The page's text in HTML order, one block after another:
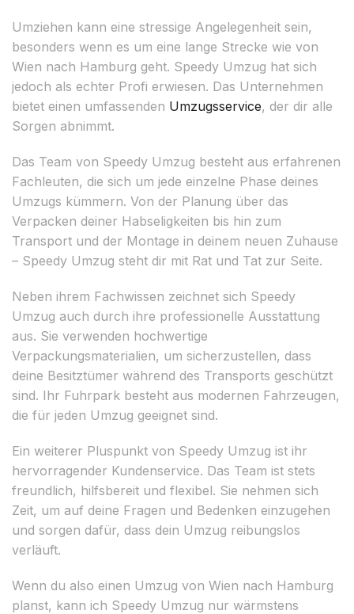
Umziehen kann eine stressige Angelegenheit sein,
besonders wenn es um eine lange Strecke wie von
Wien nach Hamburg geht. Speedy Umzug hat sich
jedoch als echter Profi erwiesen. Das Unternehmen
bietet einen umfassenden Umzugsservice, der dir alle
Sorgen abnimmt.
Das Team von Speedy Umzug besteht aus erfahrenen
Fachleuten, die sich um jede einzelne Phase deines
Umzugs kümmern. Von der Planung über das
Verpacken deiner Habseligkeiten bis hin zum
Transport und der Montage in deinem neuen Zuhause
– Speedy Umzug steht dir mit Rat und Tat zur Seite.
Neben ihrem Fachwissen zeichnet sich Speedy
Umzug auch durch ihre professionelle Ausstattung
aus. Sie verwenden hochwertige
Verpackungsmaterialien, um sicherzustellen, dass
deine Besitztümer während des Transports geschützt
sind. Ihr Fuhrpark besteht aus modernen Fahrzeugen,
die für jeden Umzug geeignet sind.
Ein weiterer Pluspunkt von Speedy Umzug ist ihr
hervorragender Kundenservice. Das Team ist stets
freundlich, hilfsbereit und flexibel. Sie nehmen sich
Zeit, um auf deine Fragen und Bedenken einzugehen
und sorgen dafür, dass dein Umzug reibungslos
verläuft.
Wenn du also einen Umzug von Wien nach Hamburg
planst, kann ich Speedy Umzug nur wärmstens